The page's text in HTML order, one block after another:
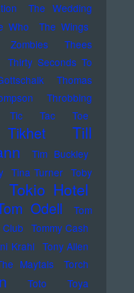
The Wedding
Who
The Wings
Zombies
Thees
Thirty Seconds To
Thomas
Throbbing
Tic Tac Toe
Tikhet
Till
Tim Buckley
Tina Turner Toby
Tokio Hotel
Odell
Tom
Club Tommy Cash
Krahl Tony Allen
Maytals
Torch
Toto
Toya